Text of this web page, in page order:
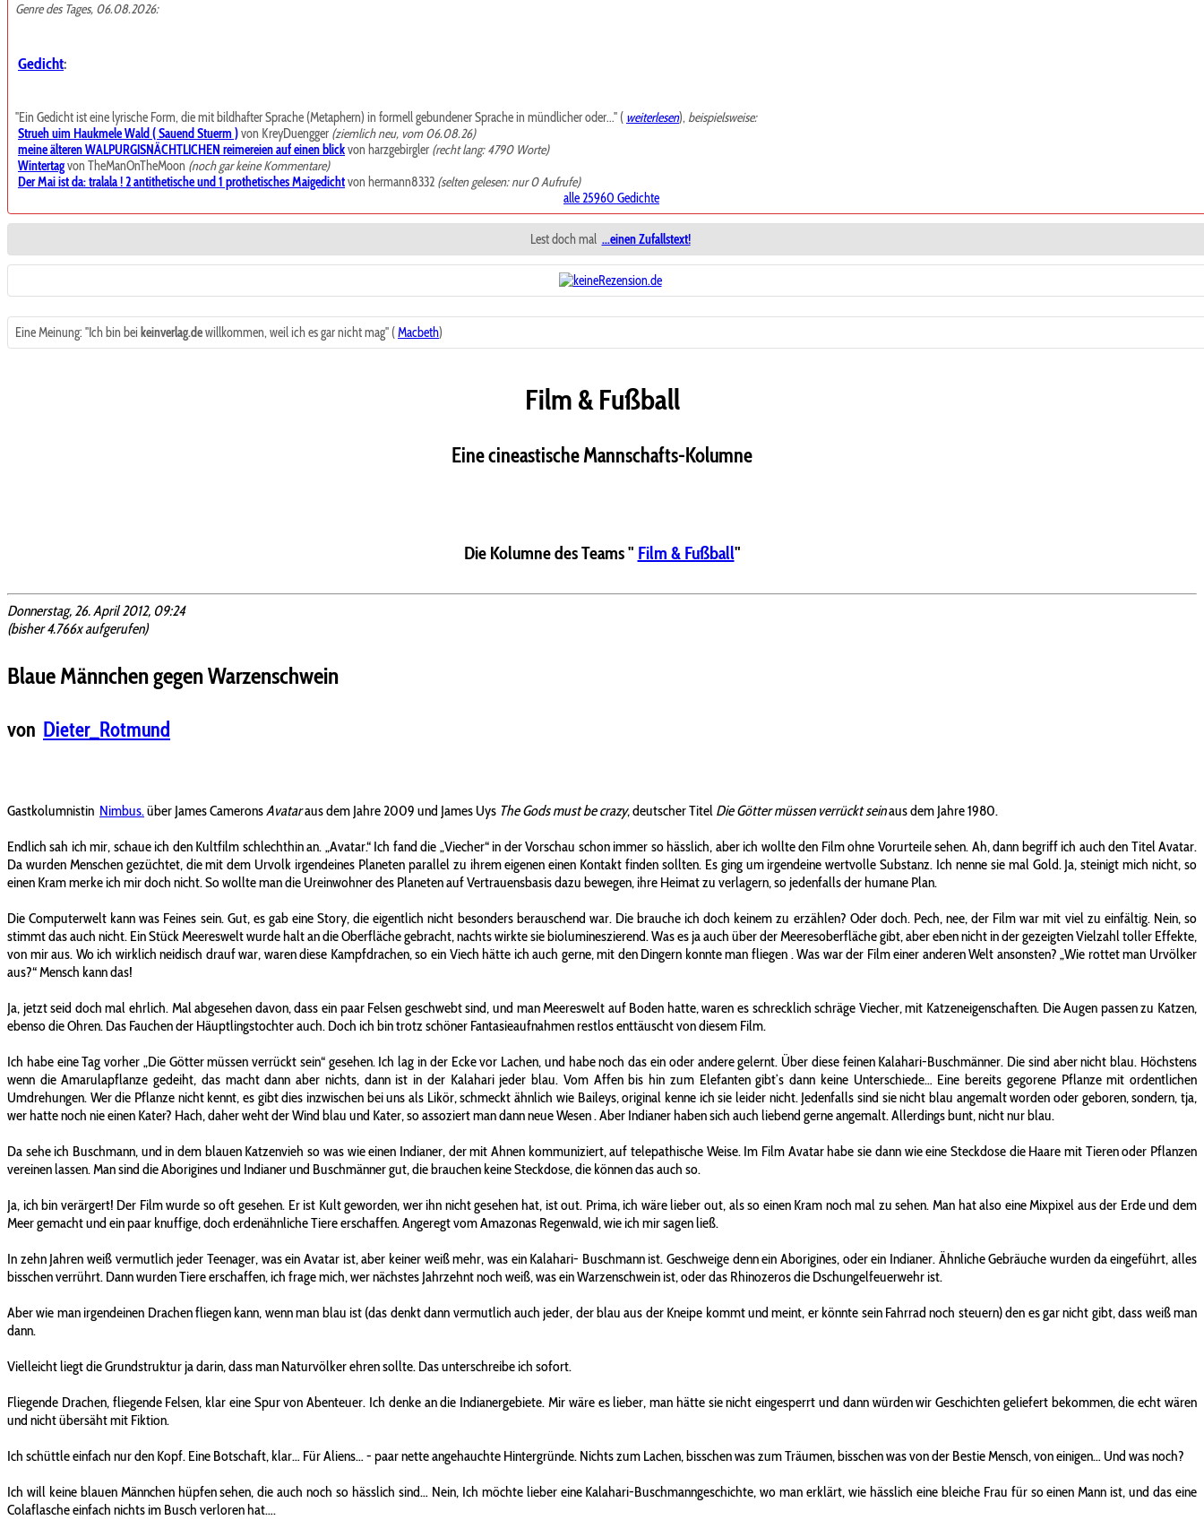
Genre des Tages, 06.08.2026:
Gedicht:
"Ein Gedicht ist eine lyrische Form, die mit bildhafter Sprache (Metaphern) in formell gebundener Sprache in mündlicher oder..." ( weiterlesen),beispielsweise:
Strueh uim Haukmele Wald ( Sauend Stuerm )von KreyDuengger (ziemlich neu, vom 06.08.26)
meine älteren WALPURGISNÄCHTLICHEN reimereien auf einen blickvon harzgebirgler (recht lang: 4790 Worte)
Wintertagvon TheManOnTheMoon (noch gar keine Kommentare)
Der Mai ist da: tralala ! 2 antithetische und 1 prothetisches Maigedichtvon hermann8332 (selten gelesen: nur 0 Aufrufe)
alle 25960 Gedichte
Lest doch mal ...einen Zufallstext!
Eine Meinung: "Ich bin bei keinverlag.dewillkommen, weil ich es gar nicht mag" (Macbeth)
Film & Fußball
Eine cineastische Mannschafts-Kolumne
Die Kolumne des Teams " Film & Fußball"
Donnerstag, 26. April 2012, 09:24
(bisher 4.766x aufgerufen)
Blaue Männchen gegen Warzenschwein
von Dieter_Rotmund
Gastkolumnistin Nimbus.über James CameronsAvataraus dem Jahre 2009 und James Uys The Gods must be crazy, deutscher Titel Die Götter müssen verrückt seinaus dem Jahre 1980.
Endlich sah ich mir, schaue ich den Kultfilm schlechthin an. „Avatar.“ Ich fand die „Viecher“ in der Vorschau schon immer so hässlich, aber ich wollte den Film ohne Vorurteile sehen. Ah, dann begriff ich auch den Titel Avatar.
Da wurden Menschen gezüchtet, die mit dem Urvolk irgendeines Planeten parallel zu ihrem eigenen einen Kontakt finden sollten. Es ging um irgendeine wertvolle Substanz. Ich nenne sie mal Gold. Ja, steinigt mich nicht, so
einen Kram merke ich mir doch nicht. So wollte man die Ureinwohner des Planeten auf Vertrauensbasis dazu bewegen, ihre Heimat zu verlagern, so jedenfalls der humane Plan.
Die Computerwelt kann was Feines sein. Gut, es gab eine Story, die eigentlich nicht besonders berauschend war. Die brauche ich doch keinem zu erzählen? Oder doch. Pech, nee, der Film war mit viel zu einfältig. Nein, so
stimmt das auch nicht. Ein Stück Meereswelt wurde halt an die Oberfläche gebracht, nachts wirkte sie biolumineszierend. Was es ja auch über der Meeresoberfläche gibt, aber eben nicht in der gezeigten Vielzahl toller Effekte,
von mir aus. Wo ich wirklich neidisch drauf war, waren diese Kampfdrachen, so ein Viech hätte ich auch gerne, mit den Dingern konnte man fliegen . Was war der Film einer anderen Welt ansonsten? „Wie rottet man Urvölker
aus?“ Mensch kann das!
Ja, jetzt seid doch mal ehrlich. Mal abgesehen davon, dass ein paar Felsen geschwebt sind, und man Meereswelt auf Boden hatte, waren es schrecklich schräge Viecher, mit Katzeneigenschaften. Die Augen passen zu Katzen,
ebenso die Ohren. Das Fauchen der Häuptlingstochter auch. Doch ich bin trotz schöner Fantasieaufnahmen restlos enttäuscht von diesem Film.
Ich habe eine Tag vorher „Die Götter müssen verrückt sein“ gesehen. Ich lag in der Ecke vor Lachen, und habe noch das ein oder andere gelernt. Über diese feinen Kalahari-Buschmänner. Die sind aber nicht blau. Höchstens
wenn die Amarulapflanze gedeiht, das macht dann aber nichts, dann ist in der Kalahari jeder blau. Vom Affen bis hin zum Elefanten gibt’s dann keine Unterschiede… Eine bereits gegorene Pflanze mit ordentlichen
Umdrehungen. Wer die Pflanze nicht kennt, es gibt dies inzwischen bei uns als Likör, schmeckt ähnlich wie Baileys, original kenne ich sie leider nicht. Jedenfalls sind sie nicht blau angemalt worden oder geboren, sondern, tja,
wer hatte noch nie einen Kater? Hach, daher weht der Wind blau und Kater, so assoziert man dann neue Wesen. Aber Indianer haben sich auch liebend gerne angemalt. Allerdings bunt, nicht nur blau.
Da sehe ich Buschmann, und in dem blauen Katzenvieh so was wie einen Indianer, der mit Ahnen kommuniziert, auf telepathische Weise. Im Film Avatar habe sie dann wie eine Steckdose die Haare mit Tieren oder Pflanzen
vereinen lassen. Man sind die Aborigines und Indianer und Buschmänner gut, die brauchen keine Steckdose, die können das auch so.
Ja, ich bin verärgert! Der Film wurde so oft gesehen. Er ist Kult geworden, wer ihn nicht gesehen hat, ist out. Prima, ich wäre lieber out, als so einen Kram noch mal zu sehen. Man hat also eine Mixpixel aus der Erde und dem
Meer gemacht und ein paar knuffige, doch erdenähnliche Tiere erschaffen. Angeregt vom Amazonas Regenwald, wie ich mir sagen ließ.
In zehn Jahren weiß vermutlich jeder Teenager, was ein Avatar ist, aber keiner weiß mehr, was ein Kalahari- Buschmann ist. Geschweige denn ein Aborigines, oder ein Indianer. Ähnliche Gebräuche wurden da eingeführt, alles
bisschen verrührt. Dann wurden Tiere erschaffen, ich frage mich, wer nächstes Jahrzehnt noch weiß, was ein Warzenschwein ist, oder das Rhinozeros die Dschungelfeuerwehr ist.
Aber wie man irgendeinen Drachen fliegen kann, wenn man blau ist (das denkt dann vermutlich auch jeder, der blau aus der Kneipe kommt und meint, er könnte sein Fahrrad noch steuern) den es gar nicht gibt, dass weiß man
dann.
Vielleicht liegt die Grundstruktur ja darin, dass man Naturvölker ehren sollte. Das unterschreibe ich sofort.
Fliegende Drachen, fliegende Felsen, klar eine Spur von Abenteuer. Ich denke an die Indianergebiete. Mir wäre es lieber, man hätte sie nicht eingesperrt und dann würden wir Geschichten geliefert bekommen, die echt wären
und nicht übersäht mit Fiktion.
Ich schüttle einfach nur den Kopf. Eine Botschaft, klar… Für Aliens… - paar nette angehauchte Hintergründe. Nichts zum Lachen, bisschen was zum Träumen, bisschen was von der Bestie Mensch, von einigen… Und was noch?
Ich will keine blauen Männchen hüpfen sehen, die auch noch so hässlich sind… Nein, Ich möchte lieber eine Kalahari-Buschmanngeschichte, wo man erklärt, wie hässlich eine bleiche Frau für so einen Mann ist, und das eine
Colaflasche einfach nichts im Busch verloren hat….